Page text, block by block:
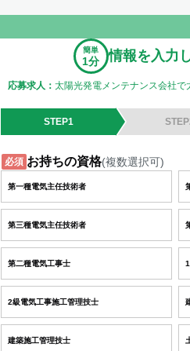
簡単
1分 情報を入力
応募求人： 太陽光発電メンテナンス会社
STEP1
必須 お持ちの資格(複数選択可)
第一種電気主任技術者
第三種電気主任技術者
第二種電気工事士
2級電気工事施工管理技士
建築施工管理技士